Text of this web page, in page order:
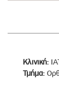
Κλινική:
Τμήμα: